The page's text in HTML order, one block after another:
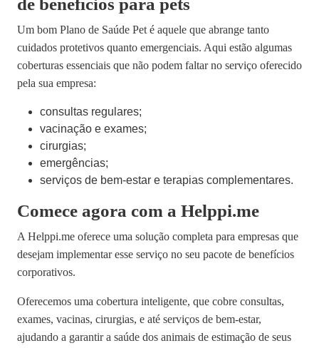
de benefícios para pets
Um bom Plano de Saúde Pet é aquele que abrange tanto
cuidados protetivos quanto emergenciais. Aqui estão algumas
coberturas essenciais que não podem faltar no serviço oferecido
pela sua empresa:
consultas regulares;
vacinação e exames;
cirurgias;
emergências;
serviços de bem-estar e terapias complementares.
Comece agora com a Helppi.me
A Helppi.me oferece uma solução completa para empresas que
desejam implementar esse serviço no seu pacote de benefícios
corporativos.
Oferecemos uma cobertura inteligente, que cobre consultas,
exames, vacinas, cirurgias, e até serviços de bem-estar,
ajudando a garantir a saúde dos animais de estimação de seus